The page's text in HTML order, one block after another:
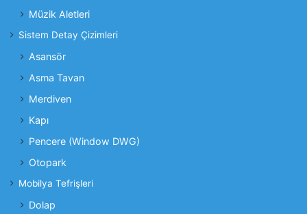
Müzik Aletleri
Sistem Detay Çizimleri
Asansör
Asma Tavan
Merdiven
Kapı
Pencere (Window DWG)
Otopark
Mobilya Tefrişleri
Dolap